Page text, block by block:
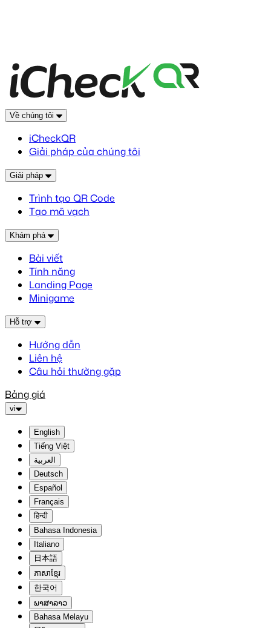
Về chúng tôi
iCheckQR
Giải pháp của chúng tôi
Giải pháp
Trình tạo QR Code
Tạo mã vạch
Khám phá
Bài viết
Tính năng
Landing Page
Minigame
Hỗ trợ
Hướng dẫn
Liên hệ
Câu hỏi thường gặp
Bảng giá
vi
English
Tiếng Việt
العربية
Deutsch
Español
Français
हिन्दी
Bahasa Indonesia
Italiano
日本語
ភាសាខ្មែរ
한국어
ພາສາລາວ
Bahasa Melayu